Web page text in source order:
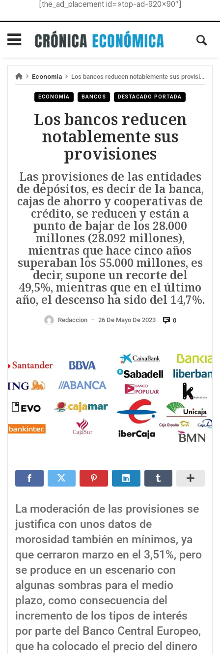
[the_ad_placement id=»top-ad-920×90″]
Economía Los bancos reducen notablemente sus provisiones
ECONOMÍA BANCOS DESTACADO PORTADA
Los bancos reducen
notablemente sus
provisiones
Las provisiones de las entidades
de depósitos, es decir de la banca,
cajas de ahorro y cooperativas de
crédito, se reducen y están a
punto de bajar de los 28.000
millones (28.092 millones),
mientras que hace cinco años
superaban los 55.000 millones, es
decir, supone un recorte del
49,5%, mientras que en el último
año, el descenso ha sido del 14,7%.
Redaccion — 26 De Mayo De 2023 0
La moderación de las provisiones se
justifica con unos datos de
morosidad también en mínimos, ya
que cerraron marzo en el 3,51%, pero
se produce en un escenario con
algunas sombras para el medio
plazo, como consecuencia del
incremento de los tipos de interés
por parte del Banco Central Europeo,
que ha colocado el precio del dinero